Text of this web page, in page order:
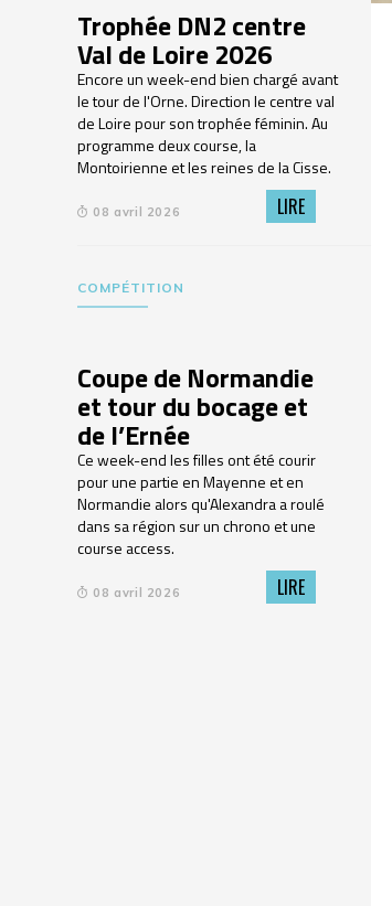
Trophée DN2 centre
Val de Loire 2026
Encore un week-end bien chargé avant
le tour de l'Orne. Direction le centre val
de Loire pour son trophée féminin. Au
programme deux course, la
Montoirienne et les reines de la Cisse.
08 avril 2026 LIRE
COMPÉTITION
Coupe de Normandie
et tour du bocage et
de l’Ernée
Ce week-end les filles ont été courir
pour une partie en Mayenne et en
Normandie alors qu'Alexandra a roulé
dans sa région sur un chrono et une
course access.
08 avril 2026 LIRE